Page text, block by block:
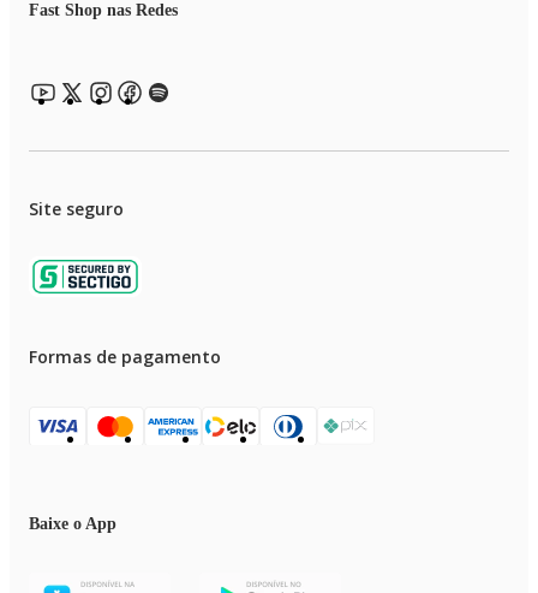
Fast Shop nas Redes
Site seguro
Formas de pagamento
Baixe o App